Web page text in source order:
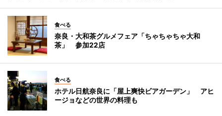
食べる
奈良・大和茶グルメフェア「ちゃちゃちゃ大和
茶」 参加22店
食べる
ホテル日航奈良に「屋上爽快ビアガーデン」 アヒ
ージョなどの世界の料理も